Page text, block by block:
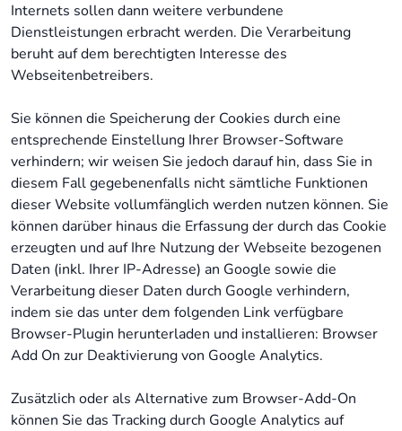
Internets sollen dann weitere verbundene
Dienstleistungen erbracht werden. Die Verarbeitung
beruht auf dem berechtigten Interesse des
Webseitenbetreibers.
Sie können die Speicherung der Cookies durch eine
entsprechende Einstellung Ihrer Browser-Software
verhindern; wir weisen Sie jedoch darauf hin, dass Sie in
diesem Fall gegebenenfalls nicht sämtliche Funktionen
dieser Website vollumfänglich werden nutzen können. Sie
können darüber hinaus die Erfassung der durch das Cookie
erzeugten und auf Ihre Nutzung der Webseite bezogenen
Daten (inkl. Ihrer IP-Adresse) an Google sowie die
Verarbeitung dieser Daten durch Google verhindern,
indem sie das unter dem folgenden Link verfügbare
Browser-Plugin herunterladen und installieren: Browser
Add On zur Deaktivierung von Google Analytics.
Zusätzlich oder als Alternative zum Browser-Add-On
können Sie das Tracking durch Google Analytics auf